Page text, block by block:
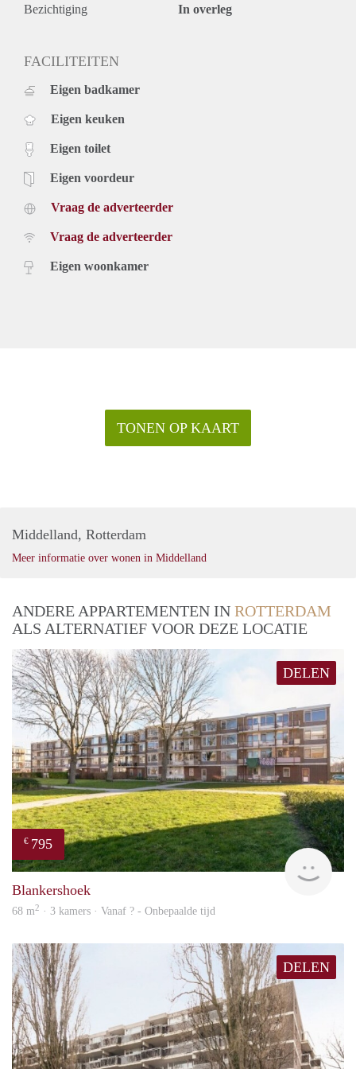
Bezichtiging In overleg
FACILITEITEN
Eigen badkamer
Eigen keuken
Eigen toilet
Eigen voordeur
Vraag de adverteerder
Vraag de adverteerder
Eigen woonkamer
TONEN OP KAART
Middelland, Rotterdam
Meer informatie over wonen in Middelland
ANDERE APPARTEMENTEN IN ROTTERDAM
ALS ALTERNATIEF VOOR DEZE LOCATIE
DELEN
€ 795
Blankershoek
68 m2 · 3 kamers · Vanaf ? - Onbepaalde tijd
DELEN